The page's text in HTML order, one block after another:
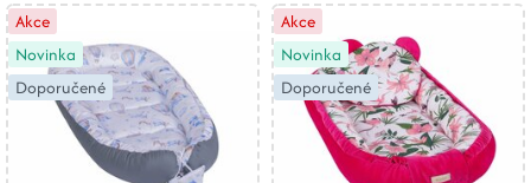
Akce
Novinka
Doporučené
Akce
Novinka
Doporučené